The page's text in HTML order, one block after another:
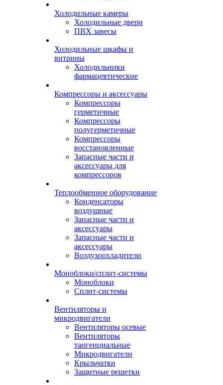
Холодильные камеры
Холодильные двери
ПВХ завесы
Холодильные шкафы и
витрины
Холодильники
фармацевтические
Компрессоры и аксессуары
Компрессоры
герметичные
Компрессоры
полугерметичные
Компрессоры
восстановленные
Запасные части и
аксессуары для
компрессоров
Теплообменное оборудование
Конденсаторы
воздушные
Запасные части и
аксессуары
Запасные части и
аксессуары
Воздухоохладители
Моноблоки/сплит-системы
Моноблоки
Сплит-системы
Вентиляторы и
микродвигатели
Вентиляторы осевые
Вентиляторы
тангенциальные
Микродвигатели
Крыльчатки
Защитные решетки